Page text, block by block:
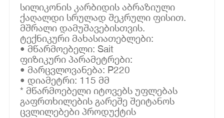
სილიკონის კარბიდის აბრაზიული
ქაღალდი სრულად შეკრული ფისით.
მშრალი დამუშავებისთვის.
ტექნიკური მახასიათებლები:
• მწარმოებელი: Sait
ფიზიკური პარამეტრები:
• მარცვლოვანება: P220
• დიამეტრი: 115 მმ
* მწარმოებელი იტოვებს უფლებას
გაფრთხილების გარეშე შეიტანოს
ცვლილებები პროდუქტის